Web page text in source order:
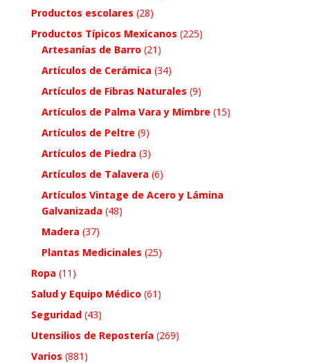
Productos escolares (28)
Productos Típicos Mexicanos (225)
Artesanías de Barro (21)
Artículos de Cerámica (34)
Artículos de Fibras Naturales (9)
Artículos de Palma Vara y Mimbre (15)
Artículos de Peltre (9)
Artículos de Piedra (3)
Artículos de Talavera (6)
Artículos Vintage de Acero y Lámina
Galvanizada (48)
Madera (37)
Plantas Medicinales (25)
Ropa (11)
Salud y Equipo Médico (61)
Seguridad (43)
Utensilios de Repostería (269)
Varios (881)